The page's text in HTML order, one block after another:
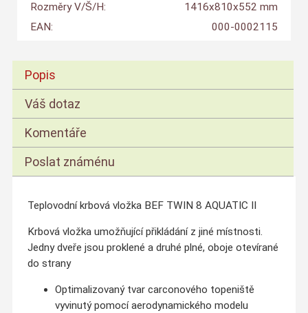
Rozměry V/Š/H:
1416x810x552 mm
EAN:
000-0002115
Popis
Váš dotaz
Komentáře
Poslat známénu
Teplovodní krbová vložka BEF TWIN 8 AQUATIC II
Krbová vložka umožňující přikládání z jiné místnosti.
Jedny dveře jsou proklené a druhé plné, oboje otevírané
do strany
Optimalizovaný tvar carconového topeniště
vyvinutý pomocí aerodynamického modelu